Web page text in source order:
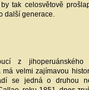
tak celosvětově
další generace.
z
má velmi zajímavou
se jedná o druhou